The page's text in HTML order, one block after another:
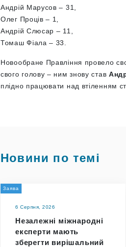
Андрій Марусов – 31,
Олег Проців – 1,
Андрій Слюсар – 11,
Томаш Фіала – 33.
Новообране Правління провело
свого голову – ним знову став
плідно працювати над втіленням
Новини по темі
Заява
6 Серпня, 2026
Незалежні міжнародні
експерти мають
зберегти вирішальний